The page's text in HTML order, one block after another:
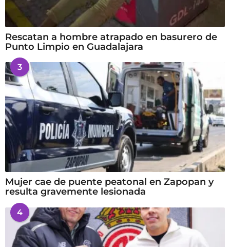
Rescatan a hombre atrapado en basurero de
Punto Limpio en Guadalajara
3
Mujer cae de puente peatonal en Zapopan y
resulta gravemente lesionada
4